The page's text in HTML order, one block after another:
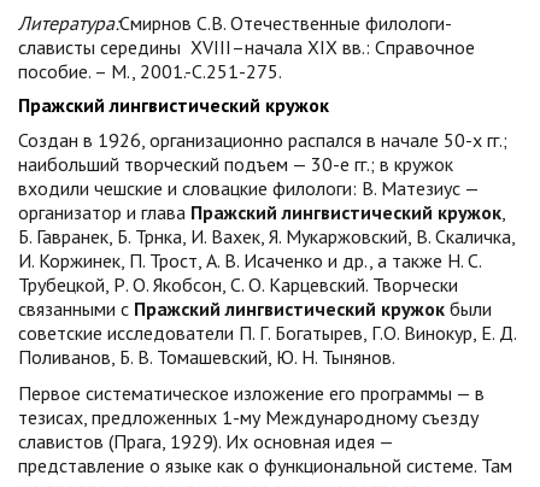
Литература:Смирнов С.В. Отечественные филологи-
слависты середины ХVIII–начала ХIХ вв.: Справочное
пособие. – М., 2001.-С.251-275.
Пражский лингвистический кружок
Создан в 1926, организационно распался в начале 50-х гг.;
наибольший творческий подъем — 30-е гг.; в кружок
входили чешские и словацкие филологи: В. Матезиус —
организатор и глава Пражский лингвистический кружок,
Б. Гавранек, Б. Трнка, И. Вахек, Я. Мукаржовский, В. Скаличка,
И. Коржинек, П. Трост, А. В. Исаченко и др., а также Н. С.
Трубецкой, Р. О. Якобсон, С. О. Карцевский. Творчески
связанными с Пражский лингвистический кружок были
советские исследователи П. Г. Богатырев, Г.О. Винокур, Е. Д.
Поливанов, Б. В. Томашевский, Ю. Н. Тынянов.
Первое систематическое изложение его программы — в
тезисах, предложенных 1-му Международному съезду
славистов (Прага, 1929). Их основная идея —
представление о языке как о функциональной системе. Там